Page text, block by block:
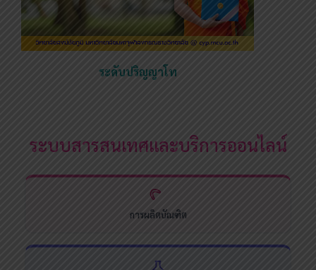
ระดับปริญญาโท
ระบบสารสนเทศและบริการออนไลน์
การผลิตบัณฑิต